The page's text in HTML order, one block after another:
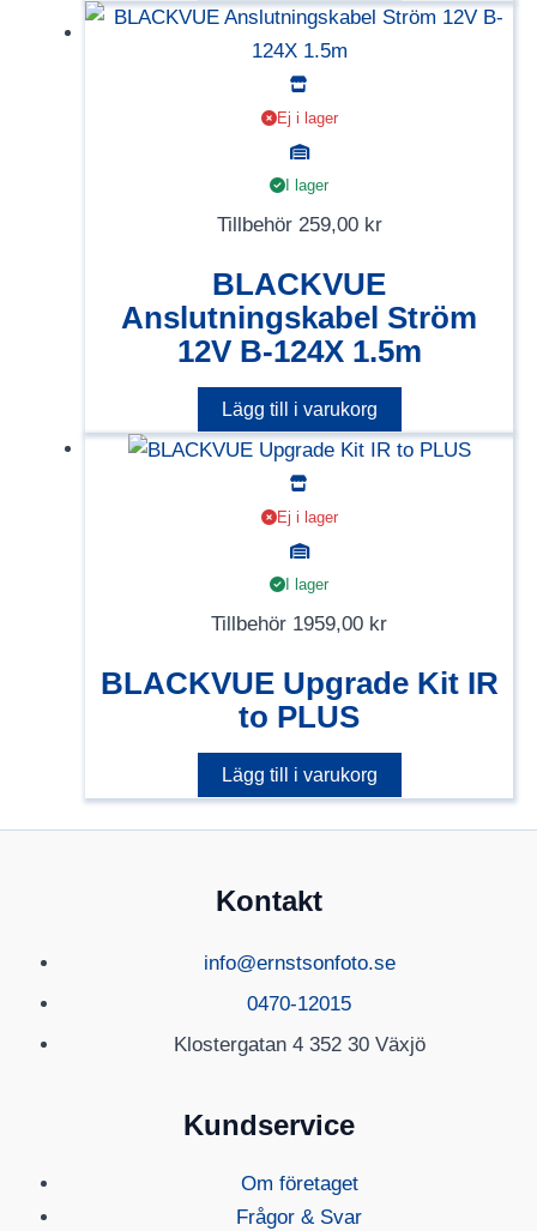
Ej i lager
I lager
Tillbehör 259,00 kr
BLACKVUE
Anslutningskabel Ström
12V B-124X 1.5m
Lägg till i varukorg
Ej i lager
I lager
Tillbehör 1959,00 kr
BLACKVUE Upgrade Kit IR
to PLUS
Lägg till i varukorg
Kontakt
info@ernstsonfoto.se
0470-12015
Klostergatan 4 352 30 Växjö
Kundservice
Om företaget
Frågor & Svar